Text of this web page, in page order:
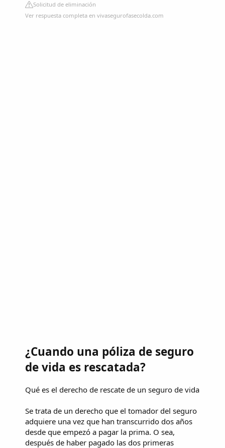
Solicitud de eliminación
Ver respuesta completa en vivasegurofasecolda.com
¿Cuando una póliza de seguro
de vida es rescatada?
Qué es el derecho de rescate de un seguro de vida
Se trata de un derecho que el tomador del seguro
adquiere una vez que han transcurrido dos años
desde que empezó a pagar la prima. O sea,
después de haber pagado las dos primeras